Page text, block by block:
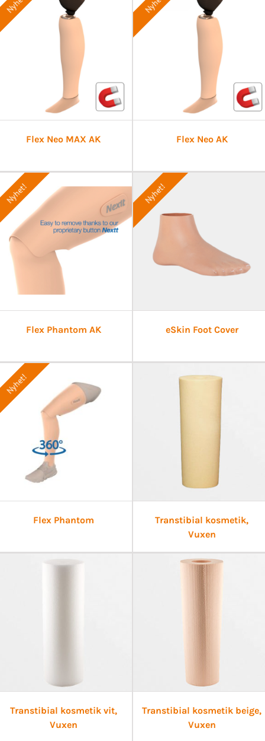
Flex Neo MAX AK Flex Neo AK
Nyhet!
Flex Phantom AK
Nyhet!
eSkin Foot Cover
Nyhet!
Flex Phantom
Transtibial kosmetik,
Vuxen
Transtibial kosmetik vit,
Vuxen
Transtibial kosmetik beige,
Vuxen